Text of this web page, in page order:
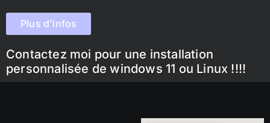
Plus d'infos
Contactez moi pour une installation
personnalisée de windows 11 ou Linux !!!!